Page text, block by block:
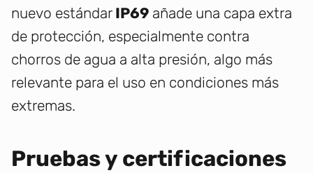
nuevo estándar IP69 añade una capa extra
de protección, especialmente contra
chorros de agua a alta presión, algo más
relevante para el uso en condiciones más
extremas.
Pruebas y certificaciones